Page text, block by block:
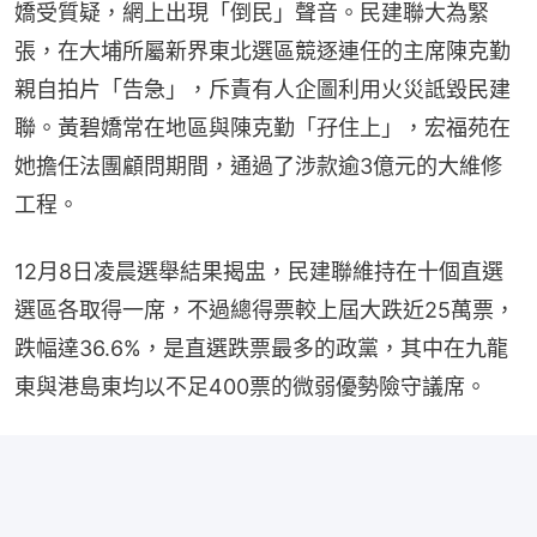
嬌受質疑，網上出現「倒民」聲音。民建聯大為緊
張，在大埔所屬新界東北選區競逐連任的主席陳克勤
親自拍片「告急」，斥責有人企圖利用火災詆毀民建
聯。黃碧嬌常在地區與陳克勤「孖住上」，宏福苑在
她擔任法團顧問期間，通過了涉款逾3億元的大維修
工程。
12月8日凌晨選舉結果揭盅，民建聯維持在十個直選
選區各取得一席，不過總得票較上屆大跌近25萬票，
跌幅達36.6%，是直選跌票最多的政黨，其中在九龍
東與港島東均以不足400票的微弱優勢險守議席。